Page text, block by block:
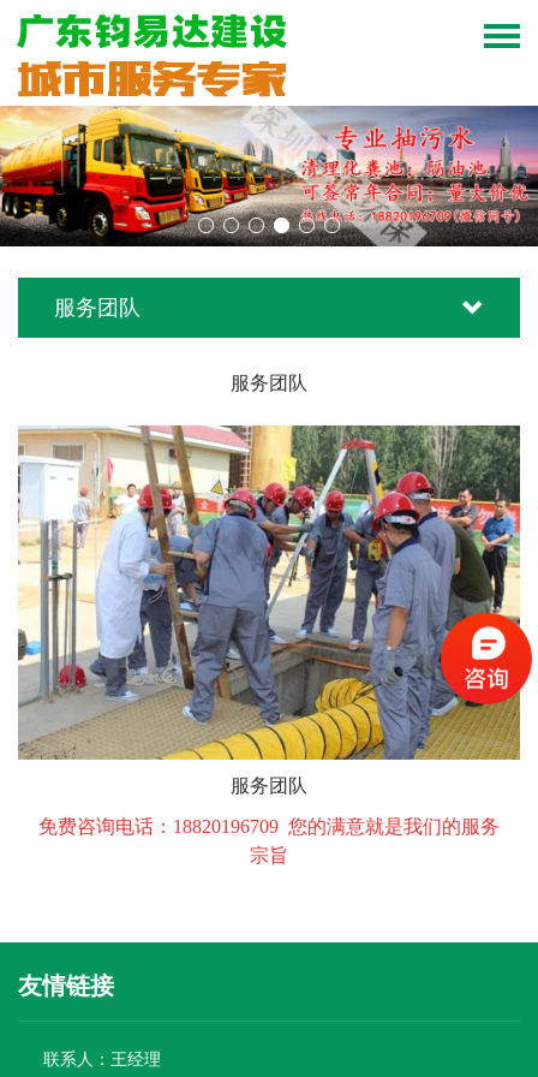
服务团队
服务团队
服务团队
免费咨询电话：18820196709 您的满意就是我们的服务
宗旨
友情链接
联系人：王经理